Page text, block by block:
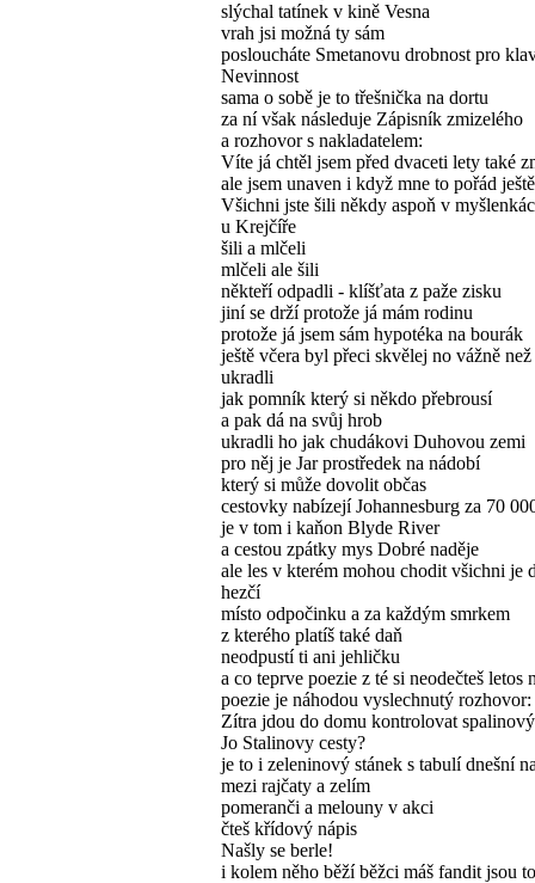
slýchal tatínek v kině Vesna
vrah jsi možná ty sám
posloucháte Smetanovu drobnost pro
Nevinnost
sama o sobě je to třešnička na dortu
za ní však následuje Zápisník zmizelého
a rozhovor s nakladatelem:
Víte já chtěl jsem před dvaceti lety také
ale jsem unaven i když mne to pořád
Všichni jste šili někdy aspoň v
u Krejčíře
šili a mlčeli
mlčeli ale šili
někteří odpadli - klíšťata z paže zisku
jiní se drží protože já mám rodinu
protože já jsem sám hypotéka na bourák
ještě včera byl přeci skvělej no vážně
ukradli
jak pomník který si někdo přebrousí
a pak dá na svůj hrob
ukradli ho jak chudákovi Duhovou zemi
pro něj je Jar prostředek na nádobí
který si může dovolit občas
cestovky nabízejí Johannesburg za 70
je v tom i kaňon Blyde River
a cestou zpátky mys Dobré naděje
ale les v kterém mohou chodit všichni je
hezčí
místo odpočinku a za každým smrkem
z kterého platíš také daň
neodpustí ti ani jehličku
a co teprve poezie z té si neodečteš letos
poezie je náhodou vyslechnutý rozhovor:
Zítra jdou do domu kontrolovat
Jo Stalinovy cesty?
je to i zeleninový stánek s tabulí dnešní
mezi rajčaty a zelím
pomeranči a melouny v akci
čteš křídový nápis
Našly se berle!
i kolem něho běží běžci máš fandit jsou